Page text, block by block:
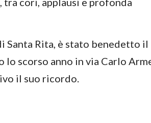
Santa Rita, è stato benedetto il
lo scorso anno in via Carlo
il suo ricordo.